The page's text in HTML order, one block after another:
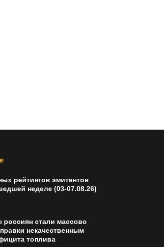
рейтингов эмитентов
неделе (03-07.08.26)
стали массово
некачественным
топлива